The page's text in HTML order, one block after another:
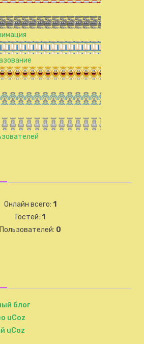
Онлайн всего: 1
Гостей: 1
Пользователей: 0
блог
uCoz
uCoz